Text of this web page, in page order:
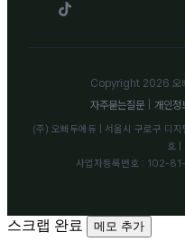
Copyright 2026 오
자주묻는질문
개인정
(주) 오빠두에듀 | 서울시 구로구 디
호 |
사업자등록번호 : 102-
스크랩 완료 메모 추가